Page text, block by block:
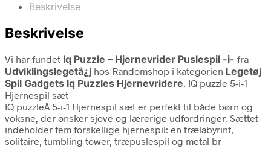
Beskrivelse
Beskrivelse
Vi har fundet Iq Puzzle – Hjernevrider Puslespil -i- fra
Udviklingslegetâ¿j hos Randomshop i kategorien Legetøj
Spil Gadgets Iq Puzzles Hjernevridere. IQ puzzle 5-i-1
Hjernespil sæt
IQ puzzleÂ 5-i-1 Hjernespil sæt er perfekt til både børn og
voksne, der ønsker sjove og lærerige udfordringer. Sættet
indeholder fem forskellige hjernespil: en trælabyrint,
solitaire, tumbling tower, træpuslespil og metal br